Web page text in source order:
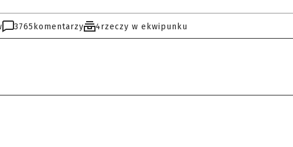
3765 komentarzy 4rzeczy w ekwipunku